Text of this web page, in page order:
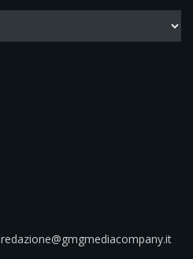
redazione@gmgmediacompany.it